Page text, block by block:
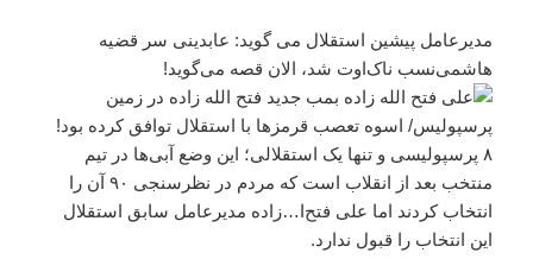
مدیرعامل پیشین استقلال می گوید: عابدینی سر قضیه
هاشمی‌نسب ناک‌اوت شد، الان قصه می‌گوید!
۸ پرسپولیسی و تنها یک استقلالی‌؛ این وضع آبی‌ها در تیم
منتخب بعد از انقلاب است که مردم در نظرسنجی ۹۰ آن را
انتخاب کردند اما علی فتح‌ا…‌زاده مدیرعامل سابق استقلال
این انتخاب را قبول ندارد.